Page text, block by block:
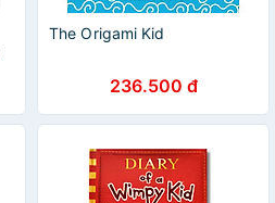
The Origami Kid
236.500 đ